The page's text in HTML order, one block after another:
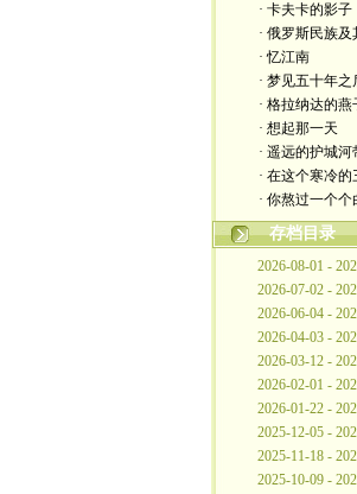
· 卡夫卡的影子
· 俄罗斯民族及
· 忆江南
· 梦见五十年
· 格拉纳达
· 想起那一天
· 遥远的护城河
· 在这个寒冷
· 你熬过一个
存档目录
2026-08-01 -
2026-07-02 -
2026-06-04 -
2026-04-03 -
2026-03-12 -
2026-02-01 -
2026-01-22 -
2025-12-05 -
2025-11-18 -
2025-10-09 -